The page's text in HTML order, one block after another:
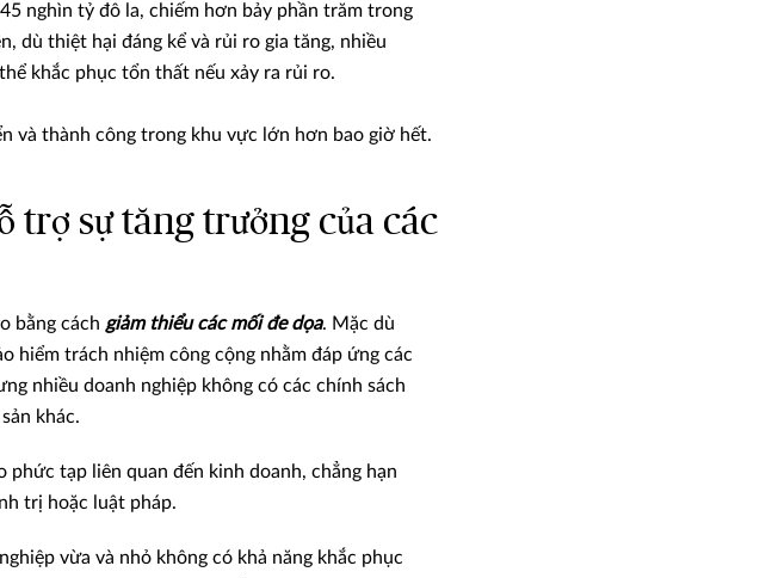
nghìn tỷ đô la, chiếm hơn bảy phần trăm trong
dù thiệt hại đáng kể và rủi ro gia tăng, nhiều
khắc phục tổn thất nếu xảy ra rủi ro.
và thành công trong khu vực lớn hơn bao giờ hết.
trợ sự tăng trưởng của các
bằng cách giảm thiểu các mối đe dọa. Mặc dù
hiểm trách nhiệm công cộng nhằm đáp ứng các
nhiều doanh nghiệp không có các chính sách
khác.
tạp liên quan đến kinh doanh, chẳng hạn
trị hoặc luật pháp.
vừa và nhỏ không có khả năng khắc phục